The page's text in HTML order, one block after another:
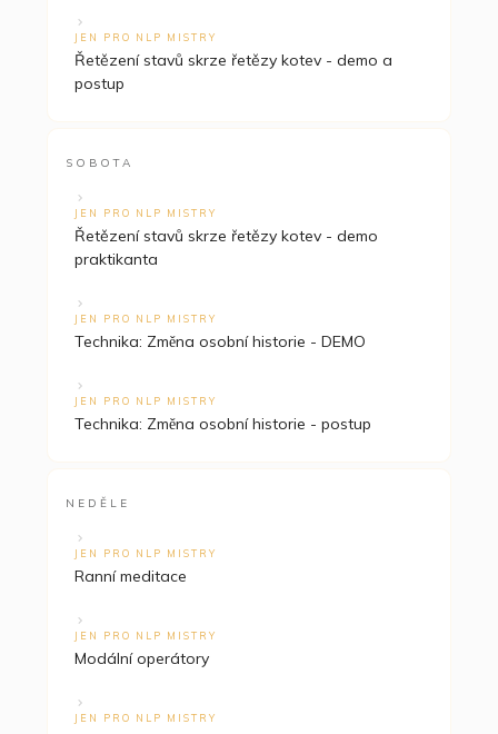
JEN PRO NLP MISTRY
Řetězení stavů skrze řetězy kotev - demo a
postup
SOBOTA
JEN PRO NLP MISTRY
Řetězení stavů skrze řetězy kotev - demo
praktikanta
JEN PRO NLP MISTRY
Technika: Změna osobní historie - DEMO
JEN PRO NLP MISTRY
Technika: Změna osobní historie - postup
NEDĚLE
JEN PRO NLP MISTRY
Ranní meditace
JEN PRO NLP MISTRY
Modální operátory
JEN PRO NLP MISTRY